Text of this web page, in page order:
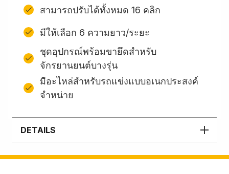
สามารถปรับได้ทั้งหมด 16 คลิก
มีให้เลือก 6 ความยาว/ระยะ
ชุดอุปกรณ์พร้อมขายึดสําหรับ
จักรยานยนต์บางรุ่น
มีอะไหล่สำหรับรถแข่งแบบอเนกประสงค์
จำหน่าย
DETAILS